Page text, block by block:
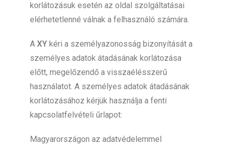
korlátozásuk esetén az oldal szolgáltatásai
elérhetetlenné válnak a felhasználó számára.
AXY kéri a személyazonosság bizonyítását a
személyes adatok átadásának korlátozása
előtt, megelőzendő a visszaélésszerű
használatot. A személyes adatok átadásának
korlátozásához kérjük használja a fenti
kapcsolatfelvételi űrlapot:
Magyarországon az adatvédelemmel